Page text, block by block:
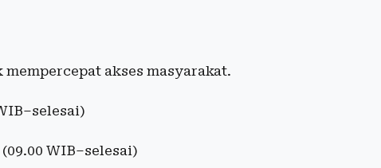
akses masyarakat.
WIB–selesai)